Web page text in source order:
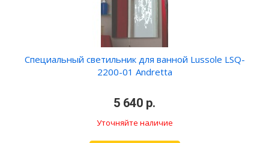
Специальный светильник для ванной Lussole LSQ-
2200-01 Andretta
5 640 р.
Уточняйте наличие